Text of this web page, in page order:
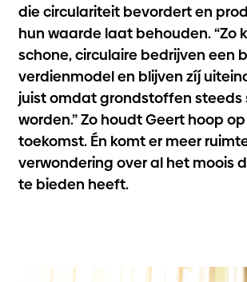
die circulariteit bevordert en
hun waarde laat behouden. “Zo
schone, circulaire bedrijven een
verdienmodel en blijven zíj
juist omdat grondstoffen steeds
worden.” Zo houdt Geert hoop
toekomst. Én komt er meer
verwondering over al het moois
te bieden heeft.